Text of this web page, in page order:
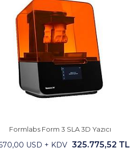
Formlabs Form 3 SLA 3D Yazıcı
USD + KDV 325.775,52 TL